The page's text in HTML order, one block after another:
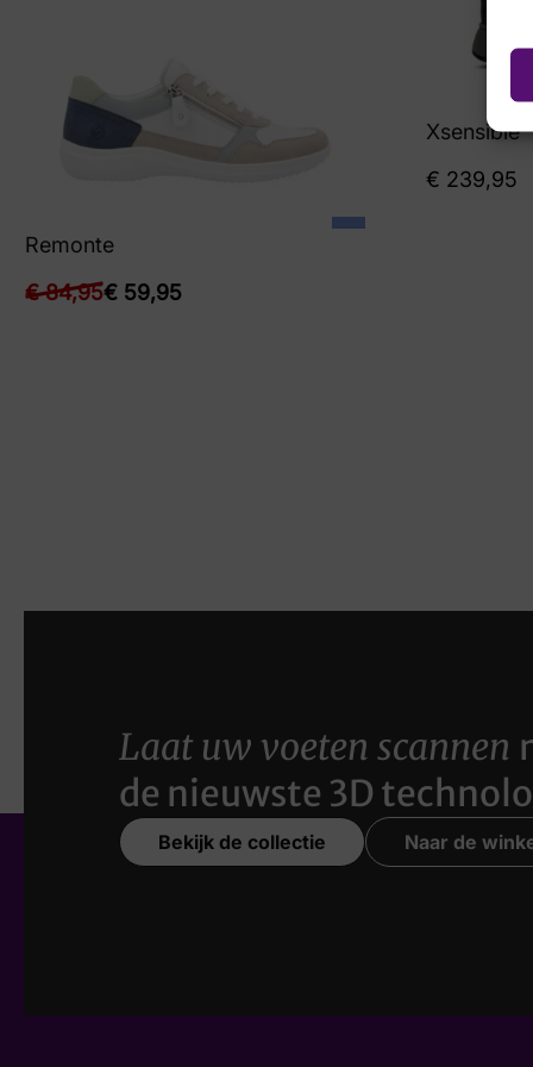
Remonte
€84,95€ 59,95
Xsensible
€ 239,95
Laat uw voeten scannen
de nieuwste 3D
Bekijk de collectie Naar de